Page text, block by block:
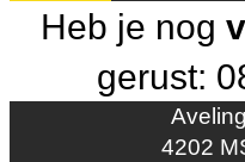
Heb je nog
gerust:
4202